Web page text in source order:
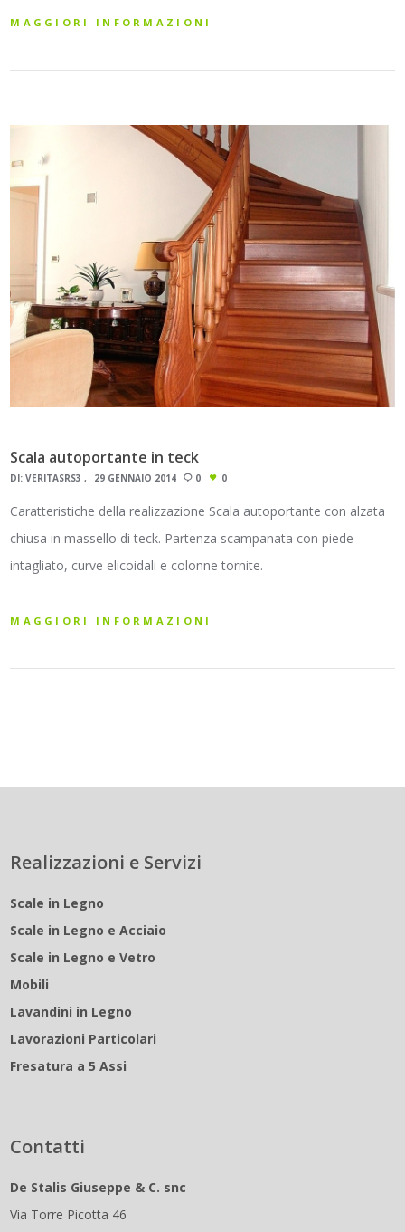
MAGGIORI INFORMAZIONI
Scala autoportante in teck
DI:VERITASRS3 29 GENNAIO 2014 0 0
Caratteristiche della realizzazione Scala autoportante con alzata
chiusa in massello di teck. Partenza scampanata con piede
intagliato, curve elicoidali e colonne tornite.
MAGGIORI INFORMAZIONI
Realizzazioni e Servizi
Scale in Legno
Scale in Legno e Acciaio
Scale in Legno e Vetro
Mobili
Lavandini in Legno
Lavorazioni Particolari
Fresatura a 5 Assi
Contatti
De Stalis Giuseppe & C. snc
Via Torre Picotta 46